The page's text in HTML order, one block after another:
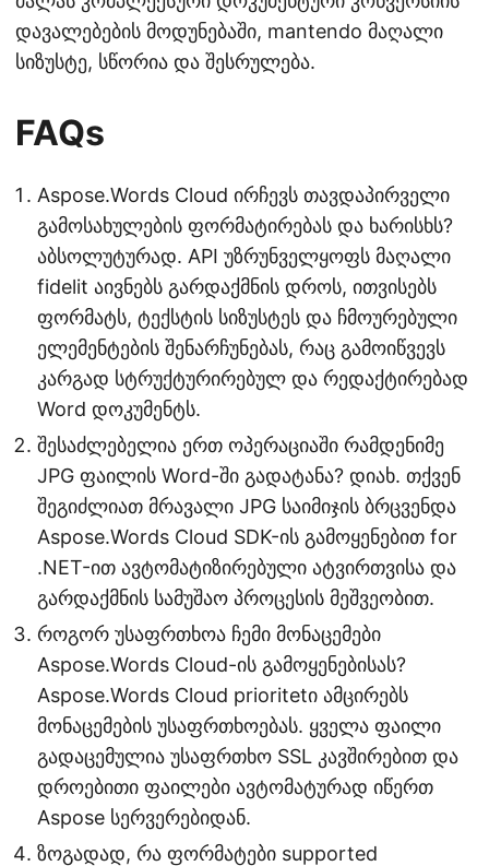
დავალებების მოდუნებაში, mantendo მაღალი
სიზუსტე, სწორია და შესრულება.
FAQs
Aspose.Words Cloud ირჩევს თავდაპირველი
გამოსახულების ფორმატირებას და ხარისხს?
აბსოლუტურად. API უზრუნველყოფს მაღალი
fidelit აივნებს გარდაქმნის დროს, ითვისებს
ფორმატს, ტექსტის სიზუსტეს და ჩმოურებული
ელემენტების შენარჩუნებას, რაც გამოიწვევს
კარგად სტრუქტურირებულ და რედაქტირებად
Word დოკუმენტს.
შესაძლებელია ერთ ოპერაციაში რამდენიმე
JPG ფაილის Word-ში გადატანა? დიახ. თქვენ
შეგიძლიათ მრავალი JPG საიმიჯის ბრცვენდა
Aspose.Words Cloud SDK-ის გამოყენებით for
.NET-ით ავტომატიზირებული ატვირთვისა და
გარდაქმნის სამუშაო პროცესის მეშვეობით.
როგორ უსაფრთხოა ჩემი მონაცემები
Aspose.Words Cloud-ის გამოყენებისას?
Aspose.Words Cloud prioritetი ამცირებს
მონაცემების უსაფრთხოებას. ყველა ფაილი
გადაცემულია უსაფრთხო SSL კავშირებით და
დროებითი ფაილები ავტომატურად იწერთ
Aspose სერვერებიდან.
ზოგადად, რა ფორმატები supported